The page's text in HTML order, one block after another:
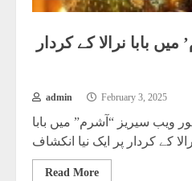
بابا نرالا کے کردار
admin February 3, 2025
ویب سیریز “آشرم” میں بابا
Read More